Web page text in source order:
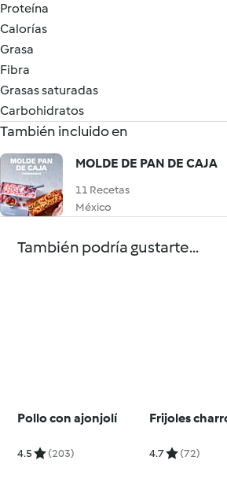
Proteína
Calorías
Grasa
Fibra
Grasas saturadas
Carbohidratos
También incluido en
MOLDE DE PAN DE CAJA
11 Recetas
México
También podría gustarte...
Pollo con ajonjolí
4.5 (203)
Frijoles
4.7 (72)